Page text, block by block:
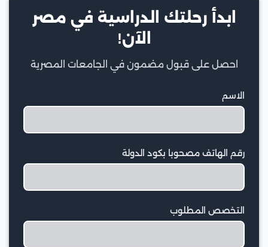
ابدأ رحلتك الدراسية في مصر
الآن!
احصل على قبول مضمون في الجامعات المصرية
الاسم
رقم الهاتف مصحوبا بكود الدولة
التخصص المطلوب